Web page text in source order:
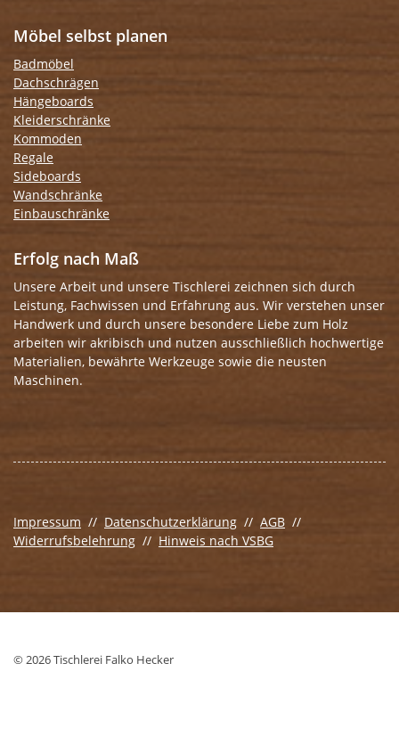
Möbel selbst planen
Badmöbel
Dachschrägen
Hängeboards
Kleiderschränke
Kommoden
Regale
Sideboards
Wandschränke
Einbauschränke
Erfolg nach Maß
Unsere Arbeit und unsere Tischlerei zeichnen sich durch
Leistung, Fachwissen und Erfahrung aus. Wir verstehen unser
Handwerk und durch unsere besondere Liebe zum Holz
arbeiten wir akribisch und nutzen ausschließlich hochwertige
Materialien, bewährte Werkzeuge sowie die neusten
Maschinen.
Impressum // Datenschutzerklärung // AGB //
Widerrufsbelehrung // Hinweis nach VSBG
© 2026 Tischlerei Falko Hecker